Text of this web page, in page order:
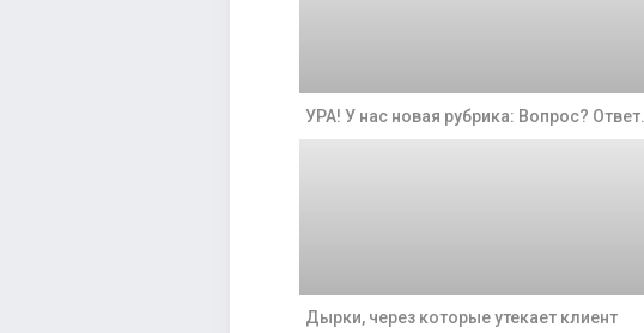
УРА! У нас новая рубрика: Вопрос? Ответ.
Дырки, через которые утекает клиент